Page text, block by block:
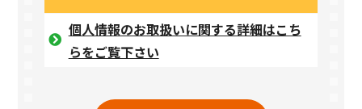
個人情報のお取扱いに関する詳細はこち
らをご覧下さい